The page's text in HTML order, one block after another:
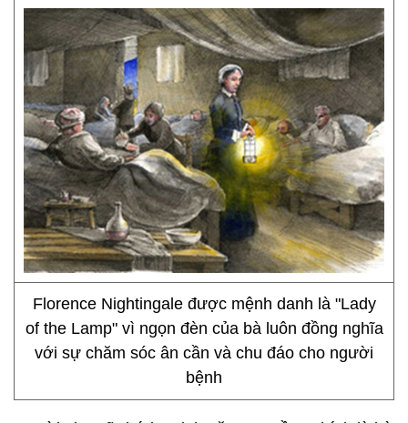
Florence Nightingale được mệnh danh là "Lady
of the Lamp" vì ngọn đèn của bà luôn đồng nghĩa
với sự chăm sóc ân cần và chu đáo cho người
bệnh